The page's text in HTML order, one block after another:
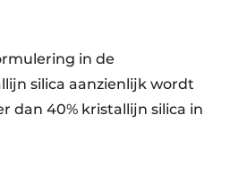
in de
silica aanzienlijk wordt
dan 40% kristallijn silica in